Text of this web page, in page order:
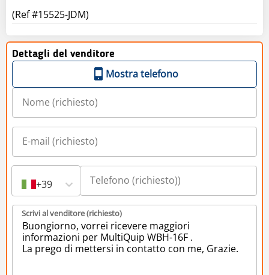
Dettagli del venditore
Mostra telefono
+39
Scrivi al venditore (richiesto)